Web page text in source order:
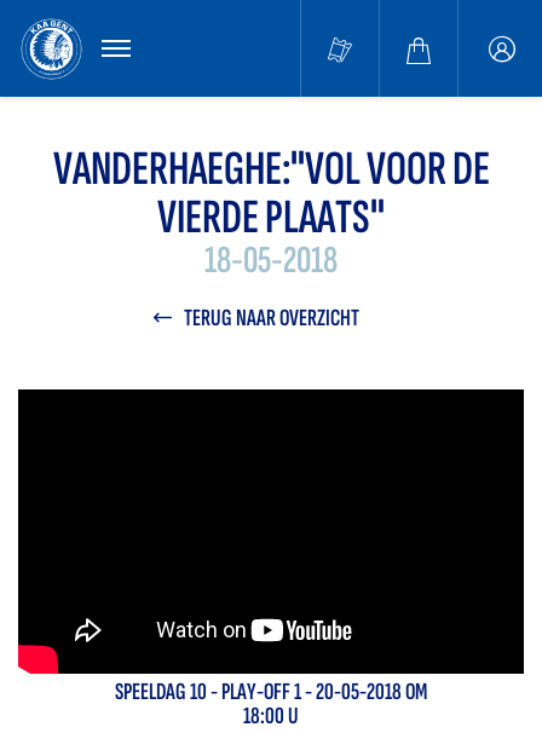
MENU
VANDERHAEGHE:"VOL VOOR DE
VIERDE PLAATS"
18-05-2018
TERUG NAAR OVERZICHT
SPEELDAG10-PLAY-OFF 1- 20-05-2018 OM
18:00 U